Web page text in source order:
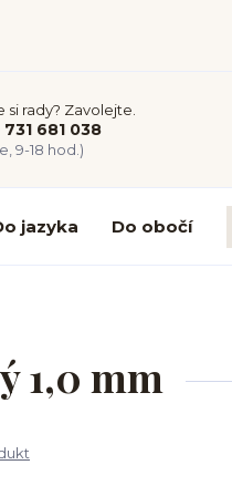
si rady? Zavolejte.
681 038
9-18 hod.)
jazyka Do obočí
1,0 mm